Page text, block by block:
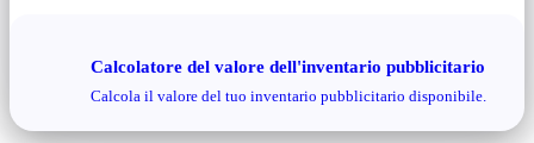
Calcolatore del valore dell'inventario pubblicitario
Calcola il valore del tuo inventario pubblicitario disponibile.